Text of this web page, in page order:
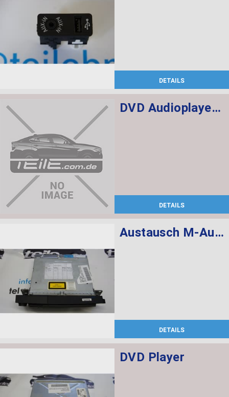
DETAILS
DVD Audioplayer Fond, 2 x Fondmonitor
DETAILS
Austausch M-Audiosystemkontroller Prof.
DETAILS
DVD Player